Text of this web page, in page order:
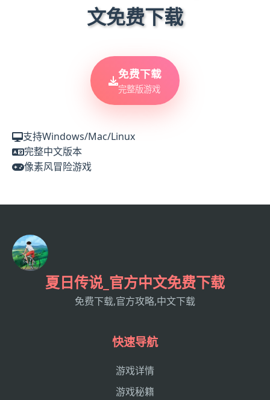
文免费下载
免费下载
完整版游戏
支持Windows/Mac/Linux
完整中文版本
像素风冒险游戏
夏日传说_官方中文免费下载
免费下载,官方攻略,中文下载
快速导航
游戏详情
游戏秘籍